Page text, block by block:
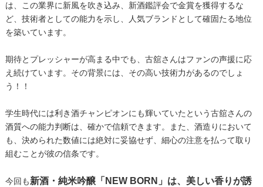
は、この業界に新風を吹き込み、新酒鑑評会で金賞を獲得するな
ど、技術者としての能力を示し、人気ブランドとして確固たる地位
を築いています。
期待とプレッシャーが高まる中でも、古舘さんはファンの声援に応
え続けています。その背景には、その高い技術力があるのでしょ
う！！
学生時代には利き酒チャンピオンにも輝いていたという古舘さんの
酒質への能力判断は、確かで信頼できます。また、酒造りにおいて
も、決められた数値には絶対に妥協せず、細心の注意を払って取り
組むことが彼の信条です。
今回も新酒・純米吟醸「NEW BORN」は、美しい香りが誘